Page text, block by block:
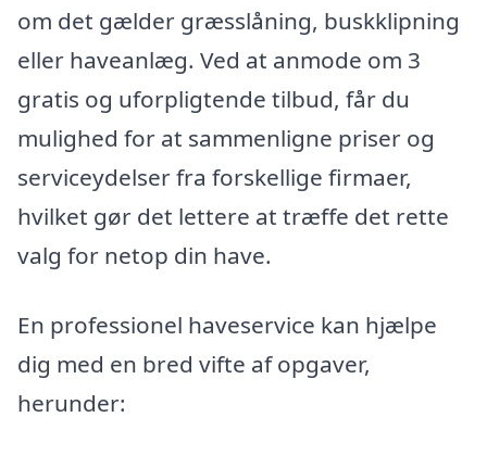
om det gælder græsslåning, buskklipning
eller haveanlæg. Ved at anmode om 3
gratis og uforpligtende tilbud, får du
mulighed for at sammenligne priser og
serviceydelser fra forskellige firmaer,
hvilket gør det lettere at træffe det rette
valg for netop din have.
En professionel haveservice kan hjælpe
dig med en bred vifte af opgaver,
herunder: